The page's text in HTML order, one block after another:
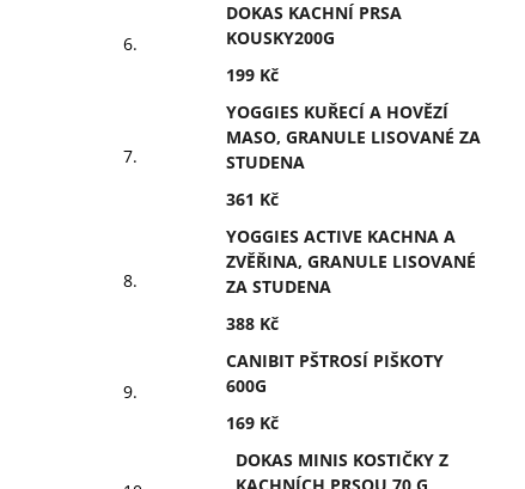
DOKAS KACHNÍ PRSA
KOUSKY200G
199 Kč
YOGGIES KUŘECÍ A HOVĚZÍ
MASO, GRANULE LISOVANÉ ZA
STUDENA
361 Kč
YOGGIES ACTIVE KACHNA A
ZVĚŘINA, GRANULE LISOVANÉ
ZA STUDENA
388 Kč
CANIBIT PŠTROSÍ PIŠKOTY
600G
169 Kč
DOKAS MINIS KOSTIČKY Z